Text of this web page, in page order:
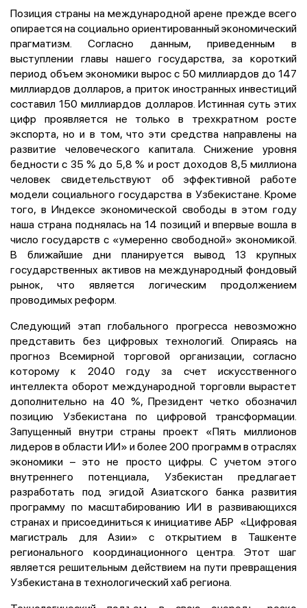
Позиция страны на международной арене прежде всего
опирается на социально ориентированный экономический
прагматизм. Согласно данным, приведенным в
выступлении главы нашего государства, за короткий
период объем экономики вырос с 50 миллиардов до 147
миллиардов долларов, а приток иностранных инвестиций
составил 150 миллиардов долларов. Истинная суть этих
цифр проявляется не только в трехкратном росте
экспорта, но и в том, что эти средства направлены на
развитие человеческого капитала. Снижение уровня
бедности с 35 % до 5,8 % и рост доходов 8,5 миллиона
человек свидетельствуют об эффективной работе
модели социального государства в Узбекистане. Кроме
того, в Индексе экономической свободы в этом году
наша страна поднялась на 14 позиций и впервые вошла в
число государств с «умеренно свободной» экономикой.
В ближайшие дни планируется вывод 13 крупных
государственных активов на международный фондовый
рынок, что является логическим продолжением
проводимых реформ.
Следующий этап глобального прогресса невозможно
представить без цифровых технологий. Опираясь на
прогноз Всемирной торговой организации, согласно
которому к 2040 году за счет искусственного
интеллекта оборот международной торговли вырастет
дополнительно на 40 %, Президент четко обозначил
позицию Узбекистана по цифровой трансформации.
Запущенный внутри страны проект «Пять миллионов
лидеров в области ИИ» и более 200 программ в отраслях
экономики – это не просто цифры. С учетом этого
внутреннего потенциала, Узбекистан предлагает
разработать под эгидой Азиатского банка развития
программу по масштабированию ИИ в развивающихся
странах и присоединиться к инициативе АБР «Цифровая
магистраль для Азии» с открытием в Ташкенте
регионального координационного центра. Этот шаг
является решительным действием на пути превращения
Узбекистана в технологический хаб региона.